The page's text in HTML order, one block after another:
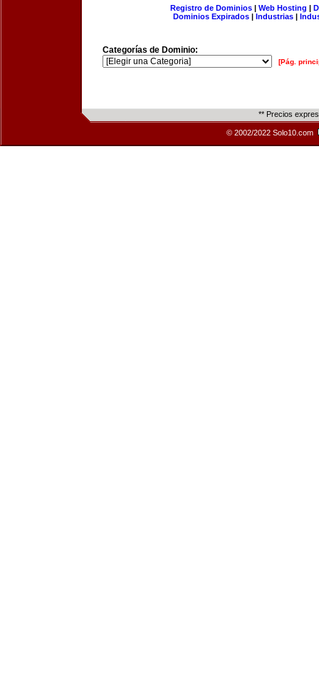
Registro de Dominios| Web Hosting |
Dominios Expirados | Industrias |
Categorías de Dominio:
[Pág.
** Precios
© 2002/2022 Solo10.com